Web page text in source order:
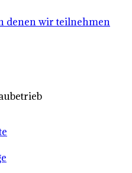
denen wir teilnehmen